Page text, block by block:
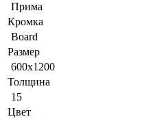
Прима
Кромка
Board
Размер
600x1200
Толщина
15
Цвет